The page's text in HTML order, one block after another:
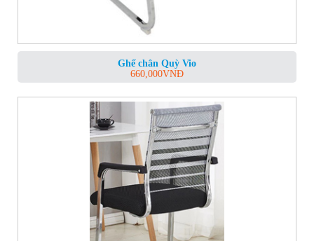
Ghế chân Quỳ Vio
660,000VNĐ